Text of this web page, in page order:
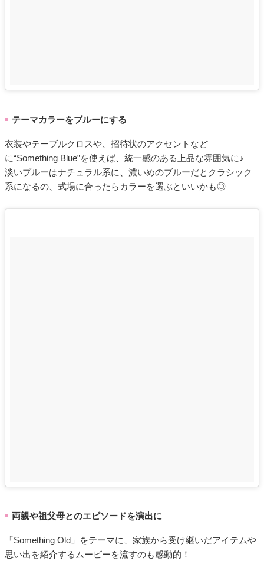
■ テーマカラーをブルーにする
衣装やテーブルクロスや、招待状のアクセントなど
に“Something Blue”を使えば、統一感のある上品な雰囲気に♪
淡いブルーはナチュラル系に、濃いめのブルーだとクラシック
系になるの、式場に合ったらカラーを選ぶといいかも◎
■ 両親や祖父母とのエピソードを演出に
「Something Old」をテーマに、家族から受け継いだアイテムや
思い出を紹介するムービーを流すのも感動的！